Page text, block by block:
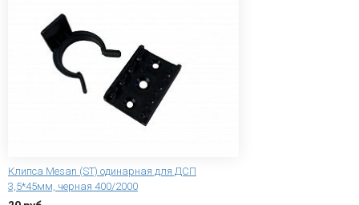
Клипса Mesan (ST) одинарная для ДСП
3,5*45мм, черная 400/2000